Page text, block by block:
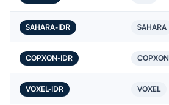
SAHARA-IDR SAHARA
COPXON-IDR COPXON
VOXEL-IDR VOXEL